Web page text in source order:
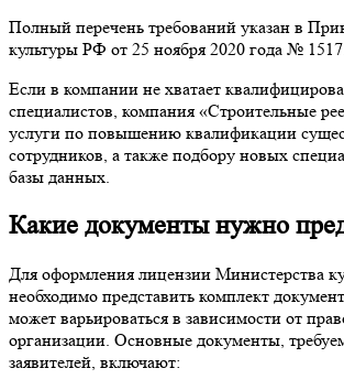
Полный перечень требований указан в
культуры РФ от 25 ноября 2020 года №
Если в компании не хватает
специалистов, компания «Строительные
услуги по повышению квалификации
сотрудников, а также подбору новых
базы данных.
Какие документы нужно
Для оформления лицензии Министерства
необходимо представить комплект
может варьироваться в зависимости от
организации. Основные документы,
заявителей, включают: